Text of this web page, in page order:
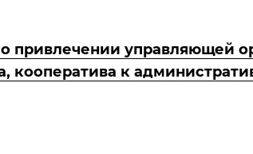
привлечении управляющей
кооператива к